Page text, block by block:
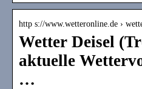
http s://www.wetteronline.de ›
Wetter Deisel
aktuelle
…